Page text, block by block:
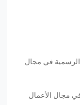
الرسمية في مجال